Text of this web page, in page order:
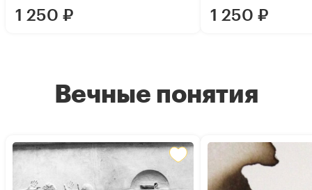
1 250 ₽ 1 250 ₽
Вечные понятия